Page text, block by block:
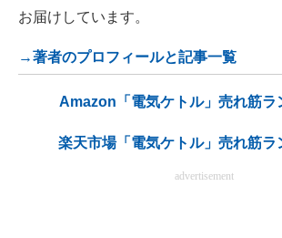
お届けしています。
→著者のプロフィールと記事一覧
Amazon「電気ケトル」売れ筋ラ
楽天市場「電気ケトル」売れ筋ラ
advertisement